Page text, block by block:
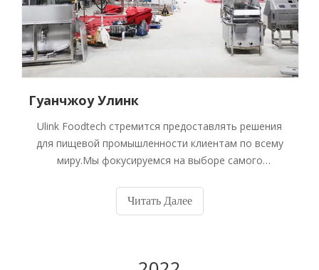
Гуанчжоу Улинк
Ulink Foodtech стремится предоставлять решения
для пищевой промышленности клиентам по всему
миру.Мы фокусируемся на выборе самого
оборудования по супер разумным ценам,
построении репутации бренда на основе
машиностроения.
Читать Далее